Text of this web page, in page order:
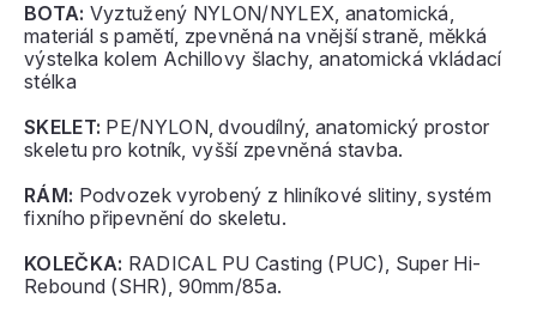
BOTA: Vyztužený NYLON/NYLEX, anatomická,
materiál s pamětí, zpevněná na vnější straně, měkká
výstelka kolem Achillovy šlachy, anatomická vkládací
stélka
SKELET: PE/NYLON, dvoudílný, anatomický prostor
skeletu pro kotník, vyšší zpevněná stavba.
RÁM: Podvozek vyrobený z hliníkové slitiny, systém
fixního připevnění do skeletu.
KOLEČKA: RADICAL PU Casting (PUC), Super Hi-
Rebound (SHR), 90mm/85a.